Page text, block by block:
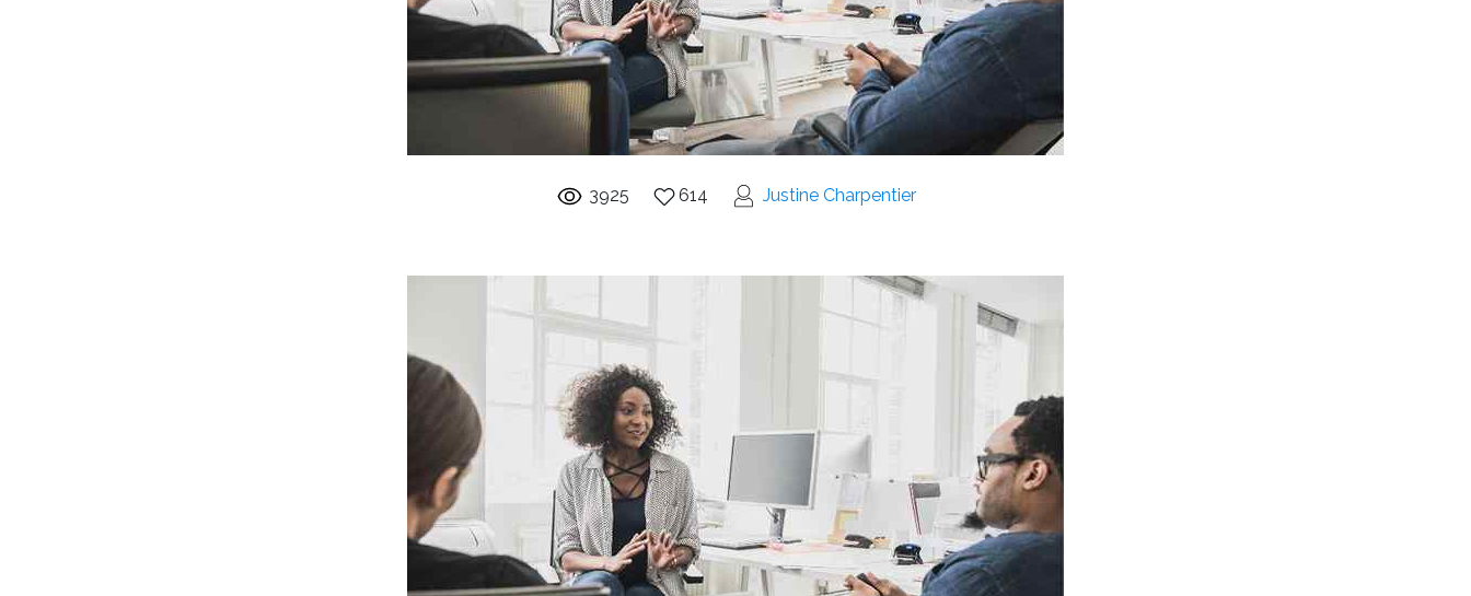
3925 614 Justine Charpentier